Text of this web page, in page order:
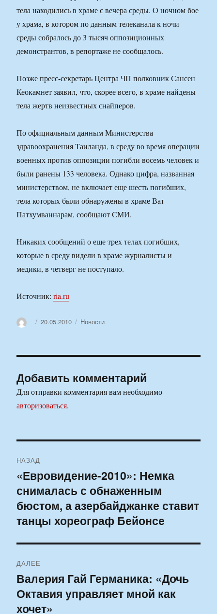
тела находились в храме с вечера среды. О ночном бое
у храма, в котором по данным телеканала к ночи
среды собралось до 3 тысяч оппозиционных
демонстрантов, в репортаже не сообщалось.
Позже пресс-секретарь Центра ЧП полковник Сансен
Кеокамнет заявил, что, скорее всего, в храме найдены
тела жертв неизвестных снайперов.
По официальным данным Министерства
здравоохранения Таиланда, в среду во время операции
военных против оппозиции погибли восемь человек и
были ранены 133 человека. Однако цифра, названная
министерством, не включает еще шесть погибших,
тела которых были обнаружены в храме Ват
Патхумваннарам, сообщают СМИ.
Никаких сообщений о еще трех телах погибших,
которые в среду видели в храме журналисты и
медики, в четверг не поступало.
Источник:ria.ru
АвторОпубликовано
20.05.2010 Рубрики
Новости
Добавить комментарий
Для отправки комментария вам необходимо
авторизоваться.
по
записям
НАЗАД
Предыдущая
запись:
«Евровидение-2010»: Немка
снималась с обнаженным
бюстом, а азербайджанке ставит
танцы хореограф Бейонсе
ДАЛЕЕ
Следующая
запись:
Валерия Гай Германика: «Дочь
Октавия управляет мной как
хочет»